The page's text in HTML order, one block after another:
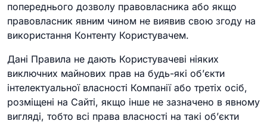
попереднього дозволу правовласника або якщо
правовласник явним чином не виявив свою згоду на
використання Контенту Користувачем.
Дані Правила не дають Користувачеві ніяких
виключних майнових прав на будь-які об’єкти
інтелектуальної власності Компанії або третіх осіб,
розміщені на Сайті, якщо інше не зазначено в явному
вигляді, тобто всі права власності на такі об’єкти